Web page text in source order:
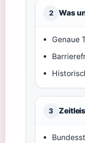
2 Was
Genaue
3